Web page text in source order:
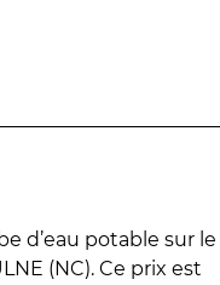
d’eau potable sur le
(NC). Ce prix est